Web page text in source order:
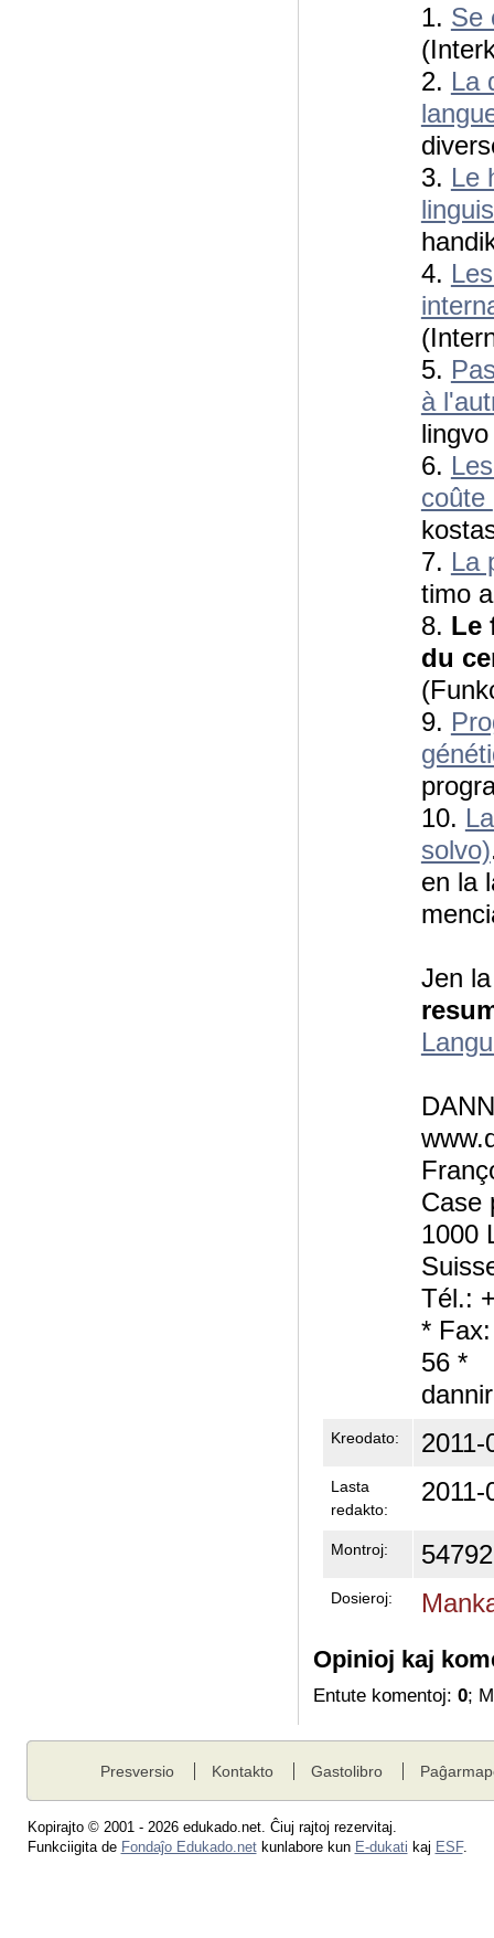
1. Se
2. La
3. Le
4.
5.
à
6.
coûte
7. La
timo
8. Le
du
9.
10.
solvo)
en la
Jen
Case
1000
Tél.:
*
56 *
Kreodato:
Lasta
redakto:
Montroj: 54792
Dosieroj:
Opinioj kaj
Entute komentoj:0;
Presversio Kontakto Gastolibro
Kopirajto © 2001 - 2026 edukado.net. Ĉiuj rajtoj rezervitaj.
Funkciigita de Fondaĵo Edukado.netkunlabore kun E-dukati kaj ESF.